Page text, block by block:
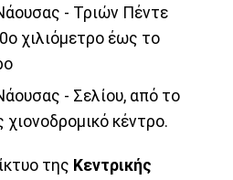
- Τριών Πέντε
χιλιόμετρο έως το
- Σελίου, από το
κέντρο.
της Κεντρικής